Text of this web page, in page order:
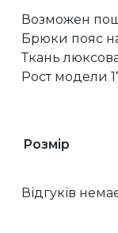
Возможен
Брюки пояс
Ткань
Рост модели
Розмір
Відгуків